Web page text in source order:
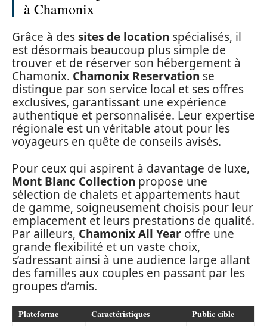
à Chamonix
Grâce à dessites de location spécialisés, il
est désormais beaucoup plus simple de
trouver et de réserver son hébergement à
Chamonix. Chamonix Reservation se
distingue par son service local et ses offres
exclusives, garantissant une expérience
authentique et personnalisée. Leur expertise
régionale est un véritable atout pour les
voyageurs en quête de conseils avisés.
Pour ceux qui aspirent à davantage de luxe,
Mont Blanc Collection propose une
sélection de chalets et appartements haut
de gamme, soigneusement choisis pour leur
emplacement et leurs prestations de qualité.
Par ailleurs, Chamonix All Year offre une
grande flexibilité et un vaste choix,
s’adressant ainsi à une audience large allant
des familles aux couples en passant par les
groupes d’amis.
Plateforme Caractéristiques Public cible